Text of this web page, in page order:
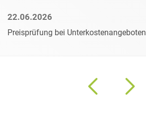
22.06.2026
Preisprüfung bei Unterkostenangeboten